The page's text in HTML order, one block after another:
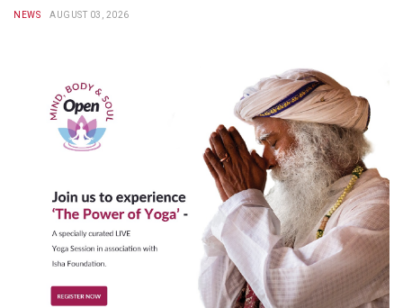
NEWS AUGUST 03, 2026